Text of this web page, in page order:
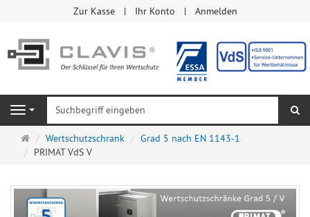
Zur Kasse Ihr Konto Anmelden
Navigation
Startseite
Wertschutzschrank
Grad 5 nach EN 1143-1
PRIMAT VdS V